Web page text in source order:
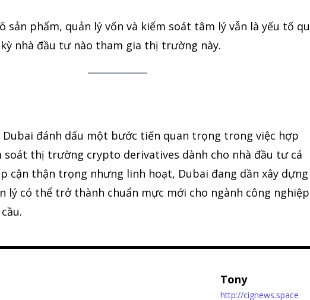
sản phẩm, quản lý vốn và kiểm soát tâm lý vẫn là yếu tố
nhà đầu tư nào tham gia thị trường này.
Dubai đánh dấu một bước tiến quan trọng trong việc hợp
soát thị trường crypto derivatives dành cho nhà đầu tư cá
cận thận trọng nhưng linh hoạt, Dubai đang dần xây dựng
lý có thể trở thành chuẩn mực mới cho ngành công nghiệp
Tony
http://cignews.space